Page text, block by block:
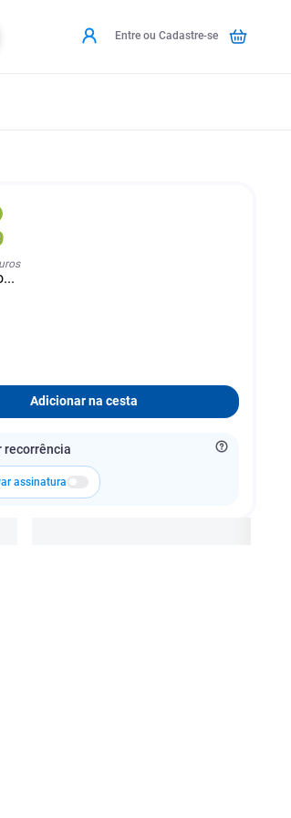
Entre ou Cadastre-se
Adicionar na cesta
recorrência
assinatura